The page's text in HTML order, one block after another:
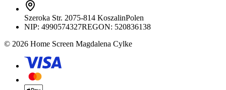
Szeroka Str. 2075-814 KoszalinPolen
NIP: 4990574327REGON: 520836138
© 2026 Home Screen Magdalena Cylke